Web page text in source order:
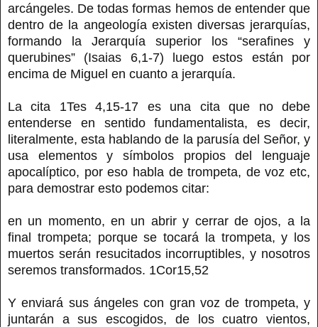
arcángeles. De todas formas hemos de entender que
dentro de la angeología existen diversas jerarquías,
formando la Jerarquía superior los “serafines y
querubines” (Isaias 6,1-7) luego estos están por
encima de Miguel en cuanto a jerarquía.
La cita 1Tes 4,15-17 es una cita que no debe
entenderse en sentido fundamentalista, es decir,
literalmente, esta hablando de la parusía del Señor, y
usa elementos y símbolos propios del lenguaje
apocalíptico, por eso habla de trompeta, de voz etc,
para demostrar esto podemos citar:
en un momento, en un abrir y cerrar de ojos, a la
final trompeta; porque se tocará la trompeta, y los
muertos serán resucitados incorruptibles, y nosotros
seremos transformados. 1Cor15,52
Y enviará sus ángeles con gran voz de trompeta, y
juntarán a sus escogidos, de los cuatro vientos,